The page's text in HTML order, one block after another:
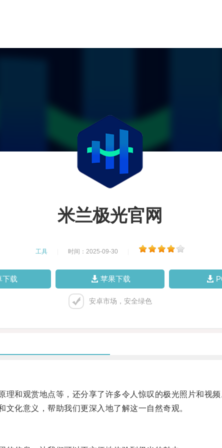
米兰极光官网
工具 时间：2025-09-30
下载 苹果下载
安卓市场，安全绿色
和观赏地点等，还分享了许多令人惊叹的极光照片和视频
化意义，帮助我们更深入地了解这一自然奇观。